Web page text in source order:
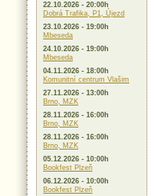
22.10.2026 - 20:00h
Dobrá Trafika, P1, Újezd
23.10.2026 - 19:00h
Mbeseda
24.10.2026 - 19:00h
Mbeseda
04.11.2026 - 18:00h
Komunitní centrum Vlašim
27.11.2026 - 13:00h
Brno, MZK
28.11.2026 - 16:00h
Brno, MZK
28.11.2026 - 16:00h
Brno, MZK
05.12.2026 - 10:00h
Bookfest Plzeň
06.12.2026 - 10:00h
Bookfest Plzeň